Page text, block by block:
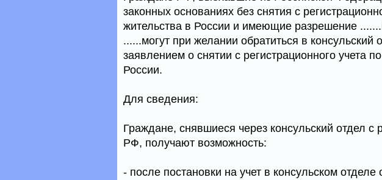
законных основаниях без снятия с
жительства в России и имеющие разрешение
......могут при желании обратиться в консульский
заявлением о снятии с регистрационного учета
России.
Для сведения:
Граждане, снявшиеся через консульский отдел с
РФ, получают возможность:
- после постановки на учет в консульском